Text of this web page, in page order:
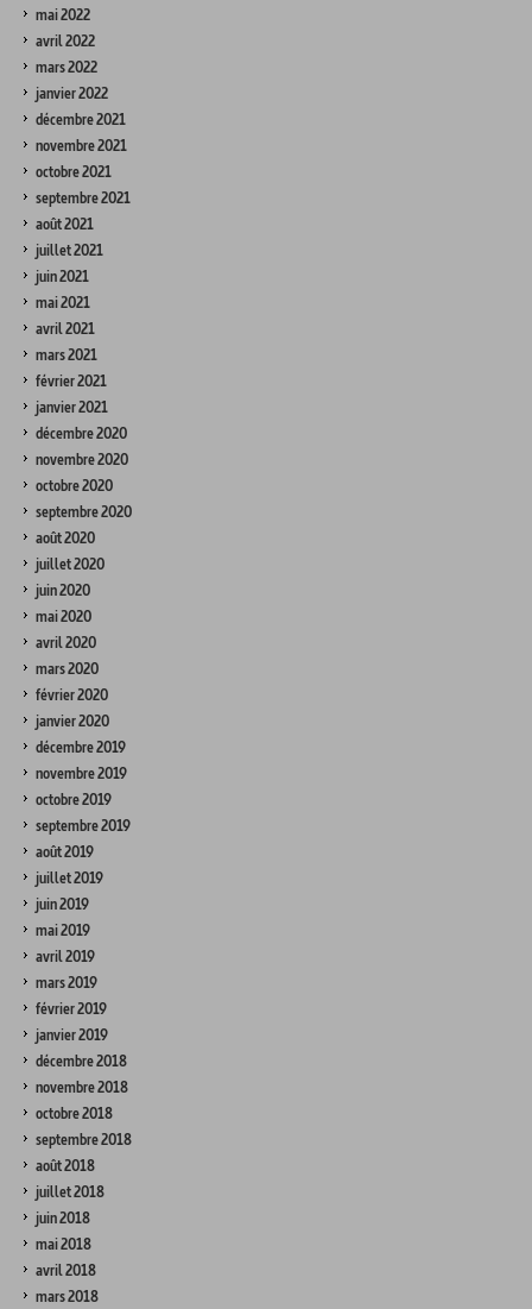
mai 2022
avril 2022
mars 2022
janvier 2022
décembre 2021
novembre 2021
octobre 2021
septembre 2021
août 2021
juillet 2021
juin 2021
mai 2021
avril 2021
mars 2021
février 2021
janvier 2021
décembre 2020
novembre 2020
octobre 2020
septembre 2020
août 2020
juillet 2020
juin 2020
mai 2020
avril 2020
mars 2020
février 2020
janvier 2020
décembre 2019
novembre 2019
octobre 2019
septembre 2019
août 2019
juillet 2019
juin 2019
mai 2019
avril 2019
mars 2019
février 2019
janvier 2019
décembre 2018
novembre 2018
octobre 2018
septembre 2018
août 2018
juillet 2018
juin 2018
mai 2018
avril 2018
mars 2018